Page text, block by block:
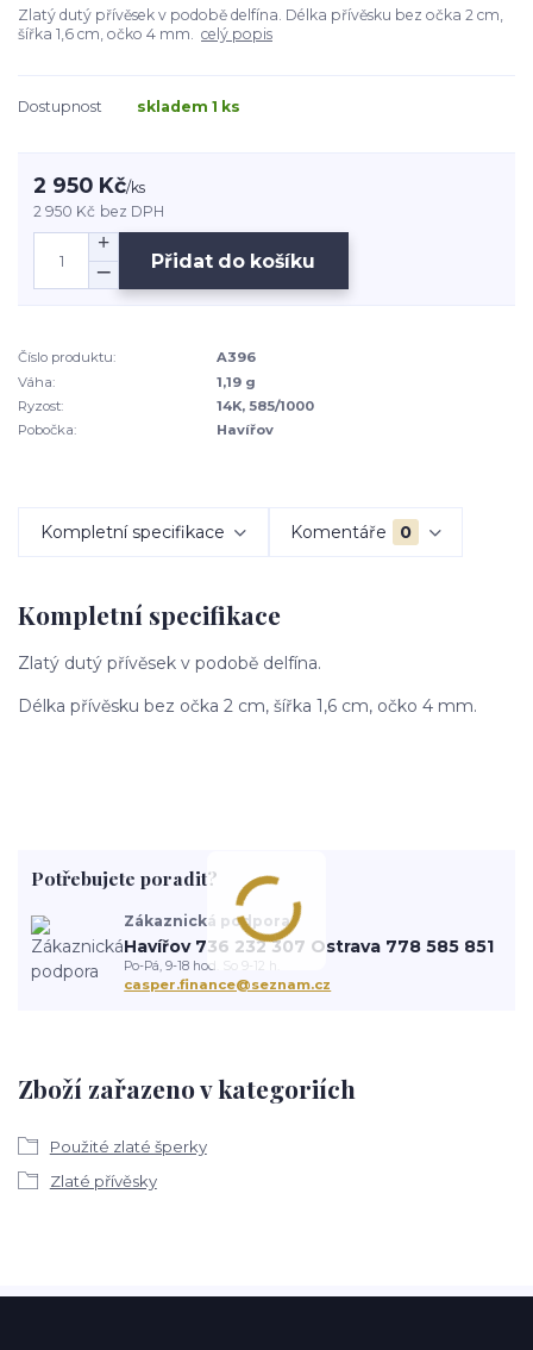
Zlatý dutý přívěsek v podobě delfína. Délka přívěsku bez očka 2 cm,
šířka 1,6 cm, očko 4 mm. celý popis
Dostupnost skladem 1 ks
2 950 Kč/ks
2 950 Kč bez DPH
Přidat do košíku
Číslo produktu:
A396
Váha:
1,19 g
Ryzost:
14K, 585/1000
Pobočka:
Havířov
Kompletní specifikace Komentáře 0
Kompletní specifikace
Zlatý dutý přívěsek v podobě delfína.
Délka přívěsku bez očka 2 cm, šířka 1,6 cm, očko 4 mm.
Zboží zařazeno v kategoriích
Použité zlaté šperky
Zlaté přívěsky
Potřebujete poradit?
Zákaznická podpora
Havířov 736 232 307 Ostrava 778 585 851
Po-Pá, 9-18 hod. So 9-12 h.
casper.finance@seznam.cz